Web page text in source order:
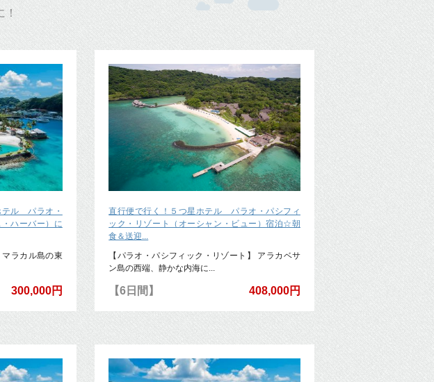
ル パラオ・
ハーバー）に
マラカル島の東
300,000円
直行便で行く！５つ星ホテル パラオ・パシフィ
ック・リゾート（オーシャン・ビュー）宿泊☆朝
食＆送迎...
【パラオ・パシフィック・リゾート】 アラカベサ
ン島の西端、静かな内海に...
【6日間】 408,000円